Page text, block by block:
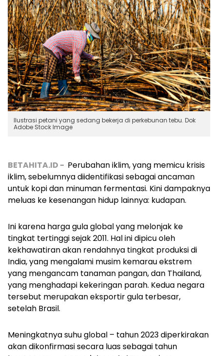
Ilustrasi petani yang sedang bekerja di perkebunan tebu. Dok
Adobe Stock Image
BETAHITA.ID - Perubahan iklim, yang memicu krisis
iklim, sebelumnya diidentifikasi sebagai ancaman
untuk kopi dan minuman fermentasi. Kini dampaknya
meluas ke kesenangan hidup lainnya: kudapan.
Ini karena harga gula global yang melonjak ke
tingkat tertinggi sejak 2011. Hal ini dipicu oleh
kekhawatiran akan rendahnya tingkat produksi di
India, yang mengalami musim kemarau ekstrem
yang mengancam tanaman pangan, dan Thailand,
yang menghadapi kekeringan parah. Kedua negara
tersebut merupakan eksportir gula terbesar,
setelah Brasil.
Meningkatnya suhu global – tahun 2023 diperkirakan
akan dikonfirmasi secara luas sebagai tahun